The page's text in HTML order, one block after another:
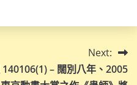
Next:
140106(1) – 闊別八年、2005